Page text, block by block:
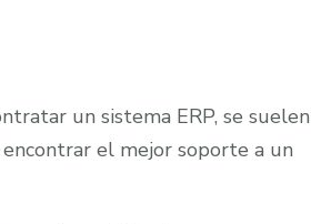
un sistema ERP, se suelen
el mejor soporte a un